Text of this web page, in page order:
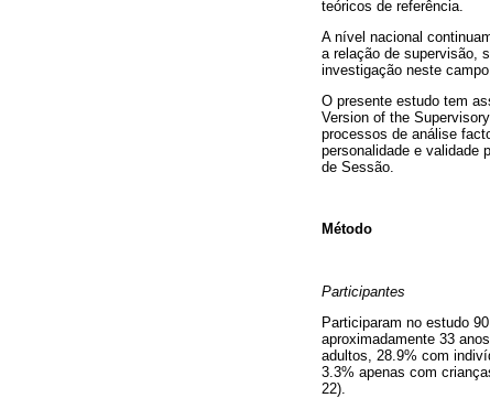
teóricos de referência.
A nível nacional
a relação de supervisão,
investigação neste campo.
O presente estudo tem
Version of the
processos de análise
personalidade e validade
de Sessão.
Método
Participantes
Participaram no estudo
aproximadamente 33
adultos, 28.9% com
3.3% apenas com
22).